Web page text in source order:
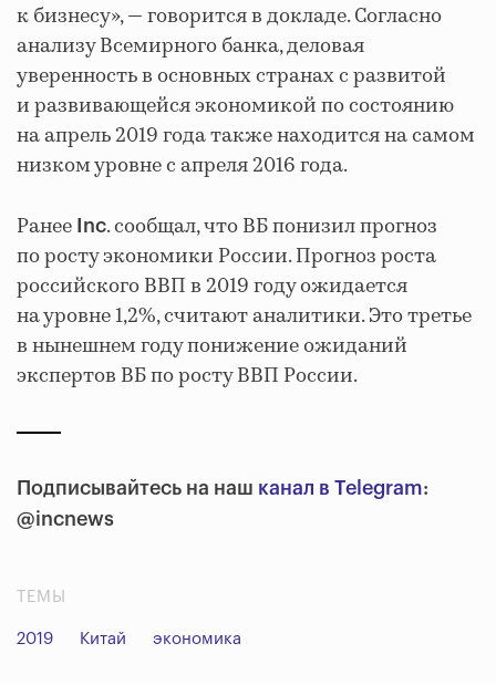
к бизнесу», — говорится в докладе. Согласно
анализу Всемирного банка, деловая
уверенность в основных странах с развитой
и развивающейся экономикой по состоянию
на апрель 2019 года также находится на самом
низком уровне с апреля 2016 года.
Ранее Inc. сообщал, что ВБ понизил прогноз
по росту экономики России. Прогноз роста
российского ВВП в 2019 году ожидается
на уровне 1,2%, считают аналитики. Это третье
в нынешнем году понижение ожиданий
экспертов ВБ по росту ВВП России.
Подписывайтесь на наш канал в Telegram:
@incnews
ТЕМЫ
2019 Китай экономика